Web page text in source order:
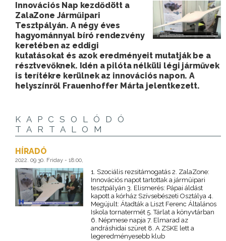
Innovációs Nap kezdődött a
ZalaZone Járműipari
Tesztpályán. A négy éves
hagyománnyal bíró rendezvény
keretében az eddigi
kutatásokat és azok eredményeit mutatják be a
résztvevőknek. Idén a pilóta nélküli légi járművek
is terítékre kerülnek az innovációs napon. A
helyszínről Frauenhoffer Márta jelentkezett.
KAPCSOLÓDÓ
TARTALOM
HÍRADÓ
2022. 09 30. Friday - 18:00,
1. Szociális rezsitámogatás 2. ZalaZone:
Innovációs napot tartottak a járműipari
tesztpályán 3. Elismerés: Pápai áldást
kapott a kórház Szívsebészeti Osztálya 4.
Megújult: Átadták a Liszt Ferenc Általános
Iskola tornatermét 5. Tárlat a könyvtárban
6. Népmese napja 7. Elmarad az
andráshidai szüret 8. A ZSKE lett a
legeredményesebb klub